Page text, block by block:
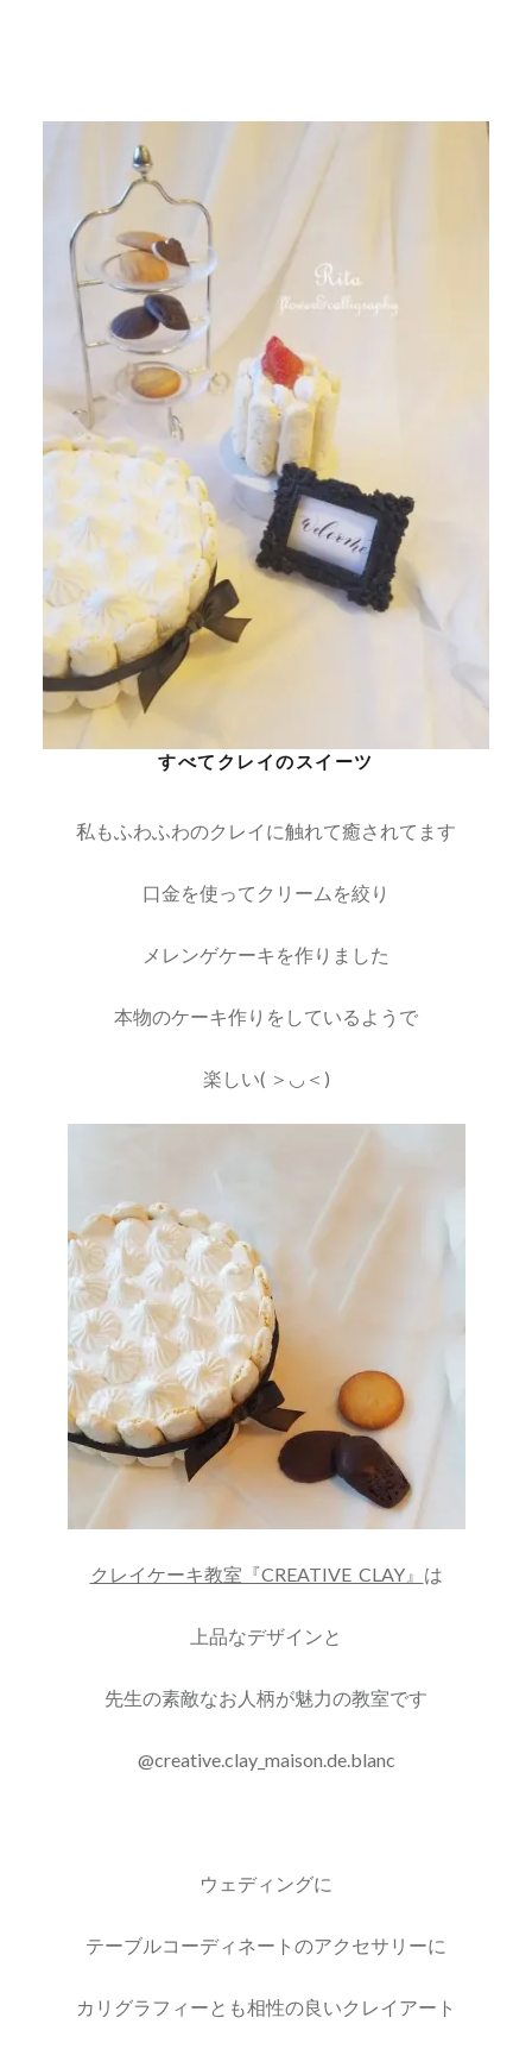
すべてクレイのスイーツ
私もふわふわのクレイに触れて癒されてます
口金を使ってクリームを絞り
メレンゲケーキを作りました
本物のケーキ作りをしているようで
楽しい( ＞◡＜)
クレイケーキ教室『CREATIVE CLAY』 は
上品なデザインと
先生の素敵なお人柄が魅力の教室です
@creative.clay_maison.de.blanc
ウェディングに
テーブルコーディネートのアクセサリーに
カリグラフィーとも相性の良いクレイアート